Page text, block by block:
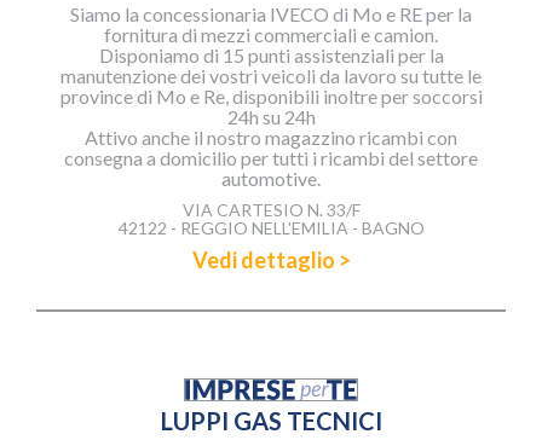
Siamo la concessionaria IVECO di Mo e RE per la
fornitura di mezzi commerciali e camion.
Disponiamo di 15 punti assistenziali per la
manutenzione dei vostri veicoli da lavoro su tutte le
province di Mo e Re, disponibili inoltre per soccorsi
24h su 24h
Attivo anche il nostro magazzino ricambi con
consegna a domicilio per tutti i ricambi del settore
automotive.
VIA CARTESIO N. 33/F
42122 - REGGIO NELL'EMILIA - BAGNO
Vedi dettaglio >
LUPPI GAS TECNICI